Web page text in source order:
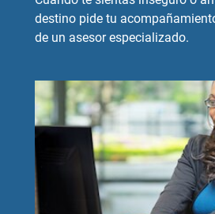
destino pide tu
de un asesor especializado.